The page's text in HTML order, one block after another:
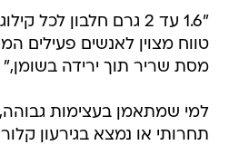
"1.6 עד 2 גרם חלבון
טווח מצוין לאנשים פעילים
מסת שריר תוך ירידה
למי שמתאמן בעצימות
תחרותי או נמצא בגירעון